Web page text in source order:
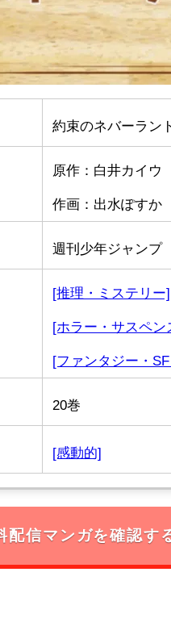
約束のネバーラン
原作：白井カイウ
作画：出水ぽすか
週刊少年ジャンプ
[推理・ミステリー]
[ホラー・サスペン
[ファンタジー・
20巻
[感動的]
配信マンガを確認す